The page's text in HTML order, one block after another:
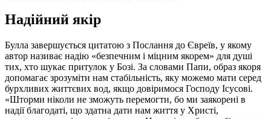
Надійний якір
Булла завершується цитатою з Послання до Євреїв, у якому
автор називає надію «безпечним і міцним якорем» для душі
тих, хто шукає притулок у Бозі. За словами Папи, образ якоря
допомагає зрозуміти нам стабільність, яку можемо мати серед
бурхливих життєвих вод, якщо довіримося Господу Ісусові.
«Шторми ніколи не зможуть перемогти, бо ми заякорені в
надії благодаті, що здатна дати нам життя у Христі,